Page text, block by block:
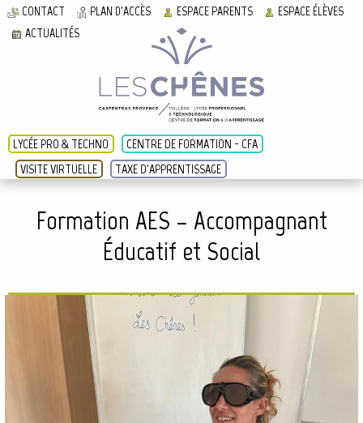
LYCÉE PRO & TECHNO
CENTRE DE FORMATION - CFA
VISITE VIRTUELLE
TAXE D'APPRENTISSAGE
CONTACT PLAN D'ACCÈS ESPACE PARENTS
ESPACE ÉLÈVES
ACTUALITÉS
Formation AES – Accompagnant
Éducatif et Social